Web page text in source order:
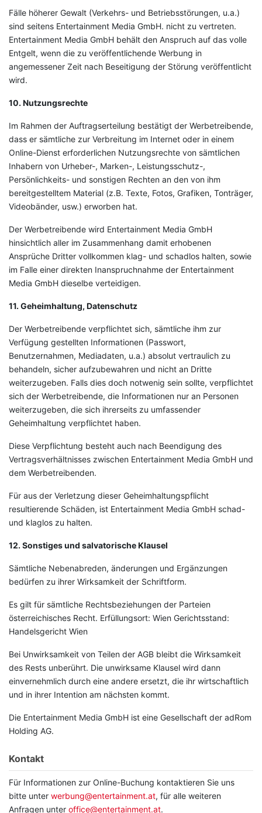
Fälle höherer Gewalt (Verkehrs- und Betriebsstörungen, u.a.)
sind seitens Entertainment Media GmbH. nicht zu vertreten.
Entertainment Media GmbH behält den Anspruch auf das volle
Entgelt, wenn die zu veröffentlichende Werbung in
angemessener Zeit nach Beseitigung der Störung veröffentlicht
wird.
10. Nutzungsrechte
Im Rahmen der Auftragserteilung bestätigt der Werbetreibende,
dass er sämtliche zur Verbreitung im Internet oder in einem
Online-Dienst erforderlichen Nutzungsrechte von sämtlichen
Inhabern von Urheber-, Marken-, Leistungsschutz-,
Persönlichkeits- und sonstigen Rechten an den von ihm
bereitgestelltem Material (z.B. Texte, Fotos, Grafiken, Tonträger,
Videobänder, usw.) erworben hat.
Der Werbetreibende wird Entertainment Media GmbH
hinsichtlich aller im Zusammenhang damit erhobenen
Ansprüche Dritter vollkommen klag- und schadlos halten, sowie
im Falle einer direkten Inanspruchnahme der Entertainment
Media GmbH dieselbe verteidigen.
11. Geheimhaltung, Datenschutz
Der Werbetreibende verpflichtet sich, sämtliche ihm zur
Verfügung gestellten Informationen (Passwort,
Benutzernahmen, Mediadaten, u.a.) absolut vertraulich zu
behandeln, sicher aufzubewahren und nicht an Dritte
weiterzugeben. Falls dies doch notwenig sein sollte, verpflichtet
sich der Werbetreibende, die Informationen nur an Personen
weiterzugeben, die sich ihrerseits zu umfassender
Geheimhaltung verpflichtet haben.
Diese Verpflichtung besteht auch nach Beendigung des
Vertragsverhältnisses zwischen Entertainment Media GmbH und
dem Werbetreibenden.
Für aus der Verletzung dieser Geheimhaltungspflicht
resultierende Schäden, ist Entertainment Media GmbH schad-
und klaglos zu halten.
12. Sonstiges und salvatorische Klausel
Sämtliche Nebenabreden, änderungen und Ergänzungen
bedürfen zu ihrer Wirksamkeit der Schriftform.
Es gilt für sämtliche Rechtsbeziehungen der Parteien
österreichisches Recht. Erfüllungsort: Wien Gerichtsstand:
Handelsgericht Wien
Bei Unwirksamkeit von Teilen der AGB bleibt die Wirksamkeit
des Rests unberührt. Die unwirksame Klausel wird dann
einvernehmlich durch eine andere ersetzt, die ihr wirtschaftlich
und in ihrer Intention am nächsten kommt.
Die Entertainment Media GmbH ist eine Gesellschaft der adRom
Holding AG.
Kontakt
Für Informationen zur Online-Buchung kontaktieren Sie uns
bitte unter werbung@entertainment.at, für alle weiteren
Anfragen unter office@entertainment.at.